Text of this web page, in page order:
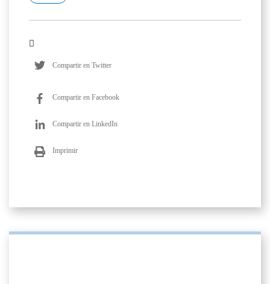
Compartir en Twitter
Compartir en Facebook
Compartir en LinkedIn
Imprimir